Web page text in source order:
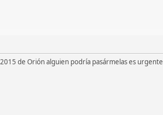
de Orión alguien podría pasármelas es urgente